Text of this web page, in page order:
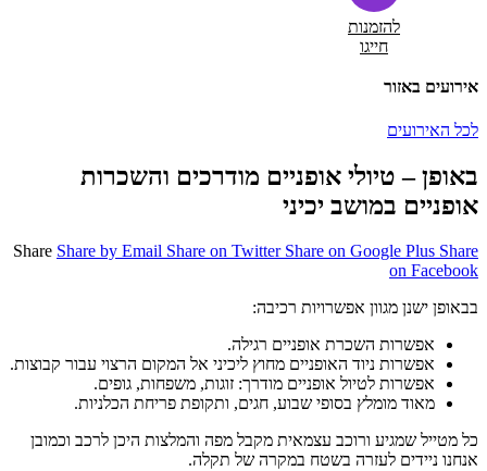
להזמנות
חייגו
אירועים באזור
לכל האירועים
באופן – טיולי אופניים מודרכים והשכרות
אופניים במושב יכיני
Share Share by Email Share on Twitter Share on Google Plus Share
on Facebook
בבאופן ישנן מגוון אפשרויות רכיבה:
אפשרות השכרת אופניים רגילה.
אפשרות ניוד האופניים מחוץ ליכיני אל המקום הרצוי עבור קבוצות.
אפשרות לטיול אופניים מודרך: זוגות, משפחות, גופים.
מאוד מומלץ בסופי שבוע, חגים, ותקופת פריחת הכלניות.
כל מטייל שמגיע ורוכב עצמאית מקבל מפה והמלצות היכן לרכב וכמובן
אנחנו ניידים לעזרה בשטח במקרה של תקלה.